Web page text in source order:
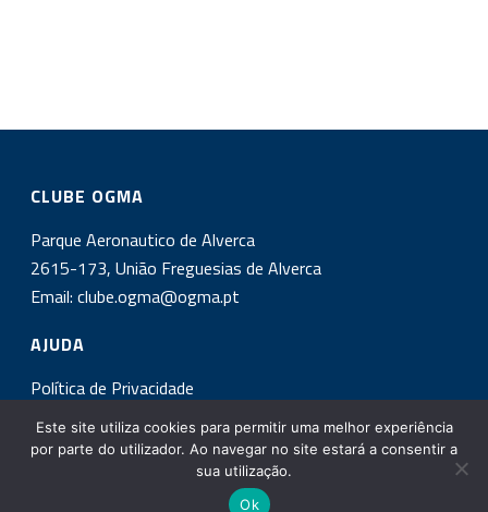
CLUBE OGMA
Parque Aeronautico de Alverca
2615-173, União Freguesias de Alverca
Email:clube.ogma@ogma.pt
AJUDA
Política de Privacidade
INSCREVA-SE NA NOSSA NEWSLETTER!
Este site utiliza cookies para permitir uma melhor experiência
por parte do utilizador. Ao navegar no site estará a consentir a
sua utilização.
Ok